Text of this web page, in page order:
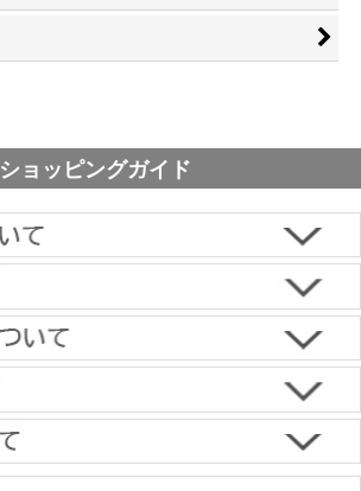
ショッピングガイド
けます。
代金引換、楽天ペイ、郵便振替、銀行振
ンビニ決済、PayPayオンライン決済
品がありますのでご了承ください。
ついて】
けておりません。
満たしている場合は返品をお受けいたしま
いて】
出荷いたします